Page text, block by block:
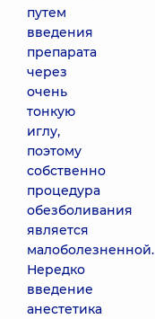
путем
введения
препарата
через
очень
тонкую
иглу,
поэтому
собственно
процедура
обезболивания
является
малоболезненной.
Нередко
введение
анестетика